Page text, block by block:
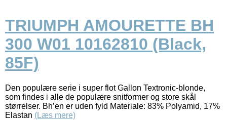
TRIUMPH AMOURETTE BH
300 W01 10162810 (Black,
85F)
Den populære serie i super flot Gallon Textronic-blonde,
som findes i alle de populære snitformer og store skål
størrelser. Bh’en er uden fyld Materiale: 83% Polyamid, 17%
Elastan (Læs mere)